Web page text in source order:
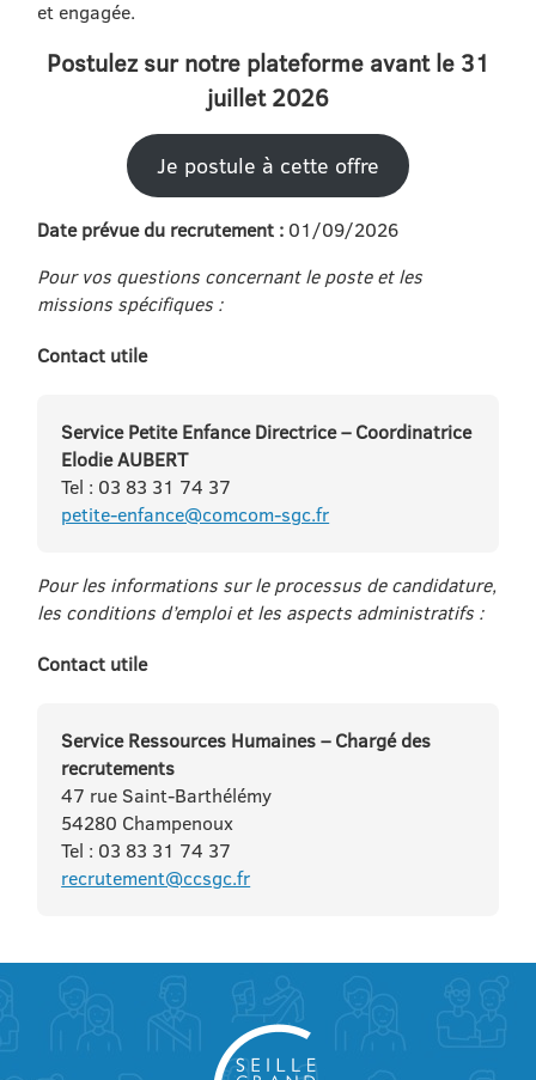
et engagée.
Postulez sur notre plateforme avant le 31
juillet 2026
Je postule à cette offre
Date prévue du recrutement : 01/09/2026
Pour vos questions concernant le poste et les
missions spécifiques :
Contact utile
Service Petite Enfance Directrice – Coordinatrice
Elodie AUBERT
Tel : 03 83 31 74 37
petite-enfance@comcom-sgc.fr
Pour les informations sur le processus de candidature,
les conditions d’emploi et les aspects administratifs :
Contact utile
Service Ressources Humaines – Chargé des
recrutements
47 rue Saint-Barthélémy
54280 Champenoux
Tel : 03 83 31 74 37
recrutement@ccsgc.fr